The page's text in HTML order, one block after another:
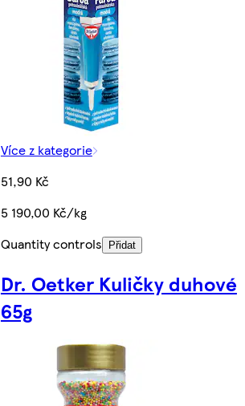
Více z kategorie
51,90 Kč
5 190,00 Kč/kg
Quantity controls
Přidat
Dr. Oetker Kuličky duhové
65g